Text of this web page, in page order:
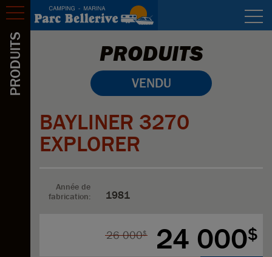
PRODUITS
Réservation
Tarifs
Photos
Plan
Emploi
PRODUITS
VENDU
BAYLINER 3270
EXPLORER
Année de
fabrication:
1981
24 000$
26 000$